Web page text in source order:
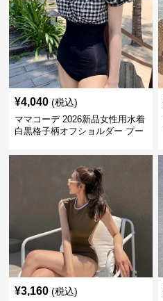
¥4,040 (税込)
ママコーデ 2026新品女性用水着
白黒格子柄オフショルダー プー
¥3,160 (税込)